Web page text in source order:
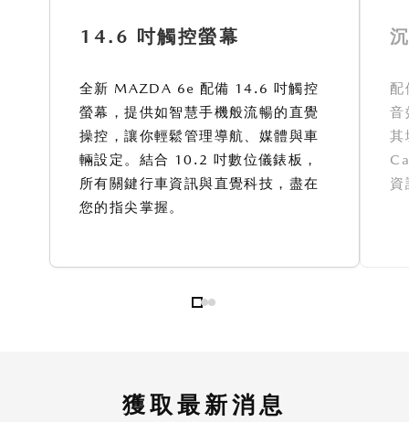
14.6 吋觸控螢幕
全新 MAZDA 6e 配備 14.6 吋觸控
螢幕，提供如智慧手機般流暢的直覺
操控，讓你輕鬆管理導航、媒體與車
輛設定。結合 10.2 吋數位儀錶板，
所有關鍵行車資訊與直覺科技，盡在
您的指尖掌握。
配
音
其
資
獲取最新消息